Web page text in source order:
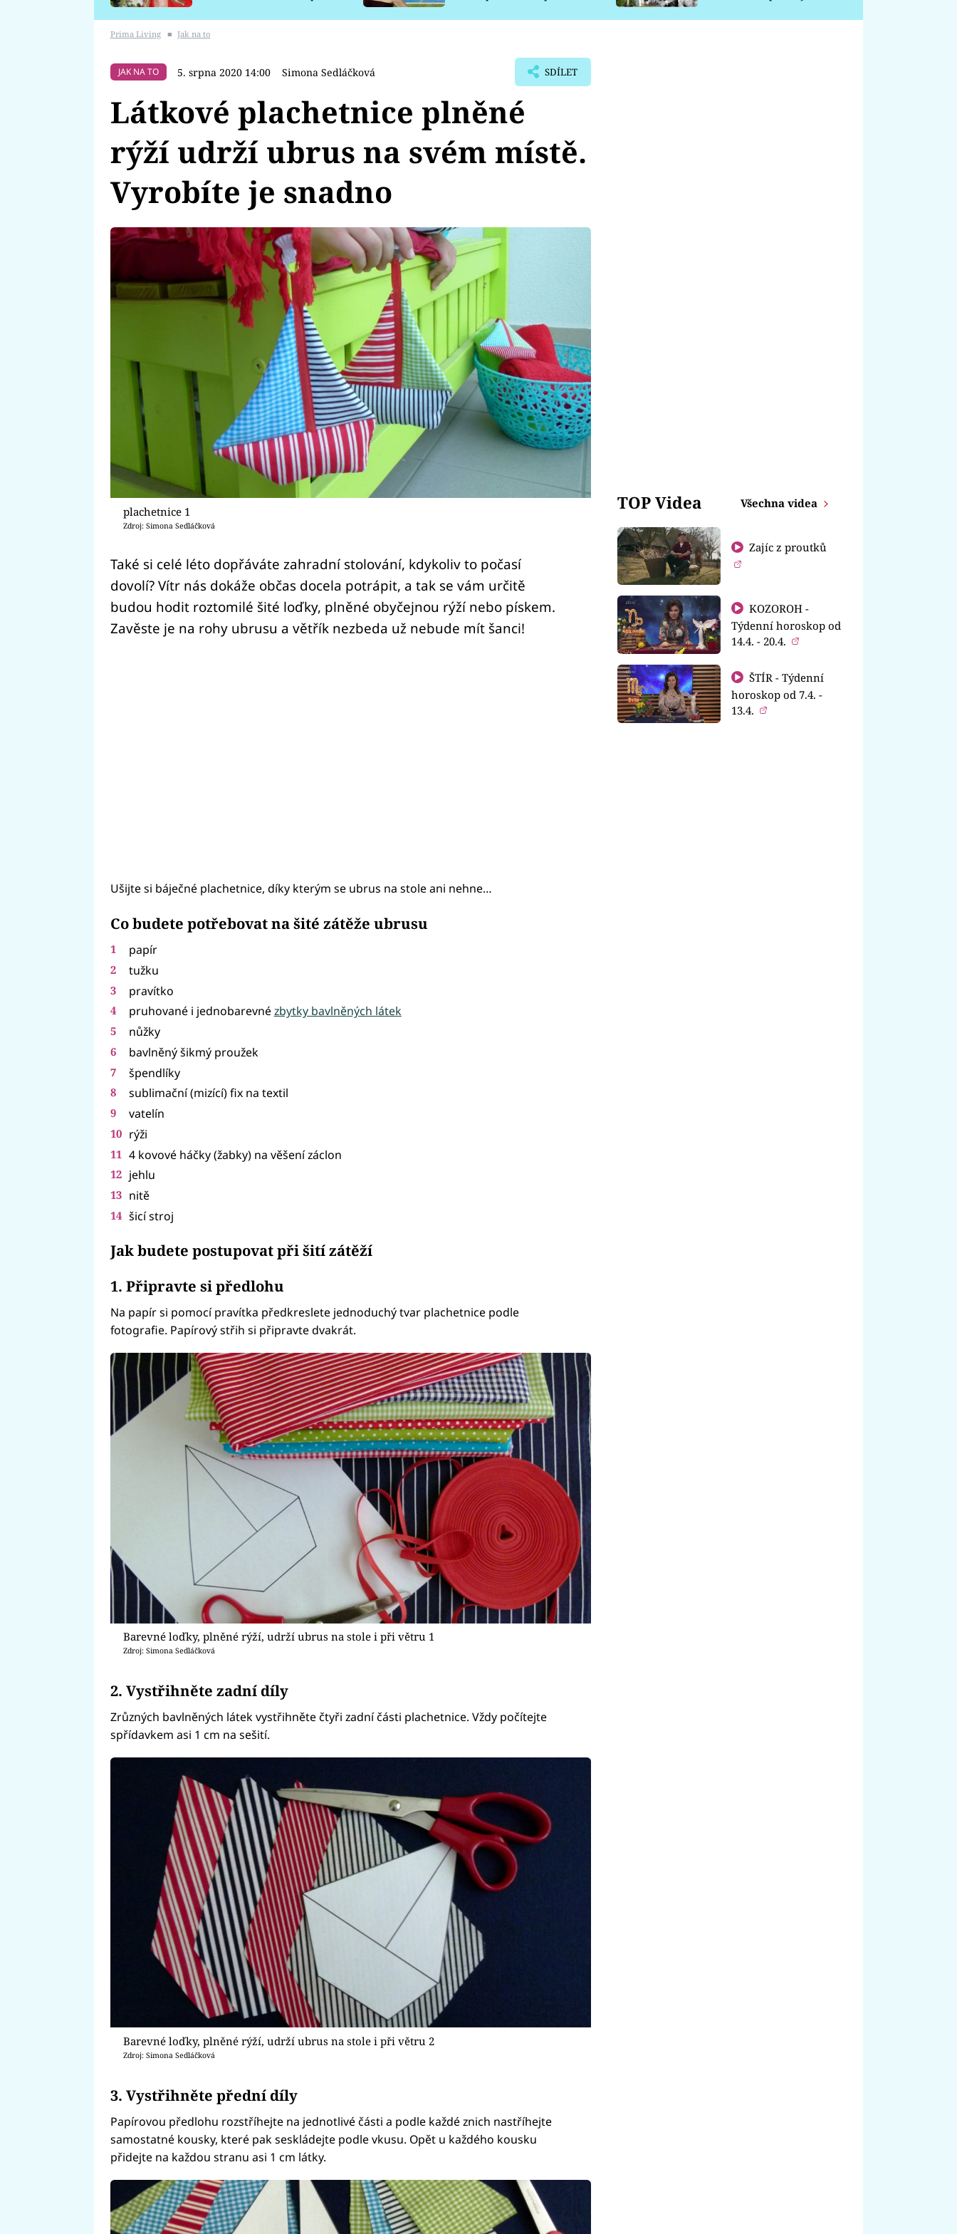
Prima Living ■ Jak na to
JAK NA TO 5. srpna 2020 14:00 Simona Sedláčková SDÍLET
Látkové plachetnice plněné
rýží udrží ubrus na svém místě.
Vyrobíte je snadno
plachetnice 1
Zdroj: Simona Sedláčková
Také si celé léto dopřáváte zahradní stolování, kdykoliv to počasí
dovolí? Vítr nás dokáže občas docela potrápit, a tak se vám určitě
budou hodit roztomilé šité loďky, plněné obyčejnou rýží nebo pískem.
Zavěste je na rohy ubrusu a větřík nezbeda už nebude mít šanci!
Ušijte si báječné plachetnice, díky kterým se ubrus na stole ani nehne…
Co budete potřebovat na šité zátěže ubrusu
papír
tužku
pravítko
pruhované i jednobarevnézbytky bavlněných látek
nůžky
bavlněný šikmý proužek
špendlíky
sublimační (mizící) fix na textil
vatelín
rýži
4 kovové háčky (žabky) na věšení záclon
jehlu
nitě
šicí stroj
Jak budete postupovat při šití zátěží
1. Připravte si předlohu
Na papír si pomocí pravítka předkreslete jednoduchý tvar plachetnice podle
fotografie. Papírový střih si připravte dvakrát.
Barevné loďky, plněné rýží, udrží ubrus na stole i při větru 1
Zdroj: Simona Sedláčková
2. Vystřihněte zadní díly
Zrůzných bavlněných látek vystřihněte čtyři zadní části plachetnice. Vždy počítejte
spřídavkem asi 1 cm na sešití.
Barevné loďky, plněné rýží, udrží ubrus na stole i při větru 2
Zdroj: Simona Sedláčková
3. Vystřihněte přední díly
Papírovou předlohu rozstříhejte na jednotlivé části a podle každé znich nastříhejte
samostatné kousky, které pak seskládejte podle vkusu. Opět u každého kousku
přidejte na každou stranu asi 1 cm látky.
TOP Videa Všechna videa
Zajíc z proutků
KOZOROH -
Týdenní horoskop od
14.4. - 20.4.
ŠTÍR - Týdenní
horoskop od 7.4. -
13.4.